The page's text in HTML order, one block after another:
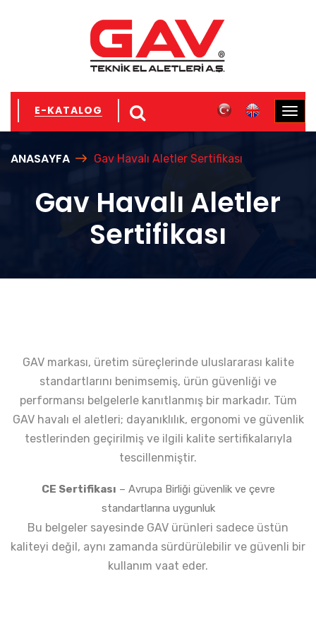
E-KATALOG
ANASAYFA Gav Havalı Aletler Sertifikası
Gav Havalı Aletler
Sertifikası
GAV markası, üretim süreçlerinde uluslararası kalite
standartlarını benimsemiş, ürün güvenliği ve
performansı belgelerle kanıtlanmış bir markadır. Tüm
GAV havalı el aletleri; dayanıklılık, ergonomi ve güvenlik
testlerinden geçirilmiş ve ilgili kalite sertifikalarıyla
tescillenmiştir.
CE Sertifikası – Avrupa Birliği güvenlik ve çevre
standartlarına uygunluk
Bu belgeler sayesinde GAV ürünleri sadece üstün
kaliteyi değil, aynı zamanda sürdürülebilir ve güvenli bir
kullanım vaat eder.